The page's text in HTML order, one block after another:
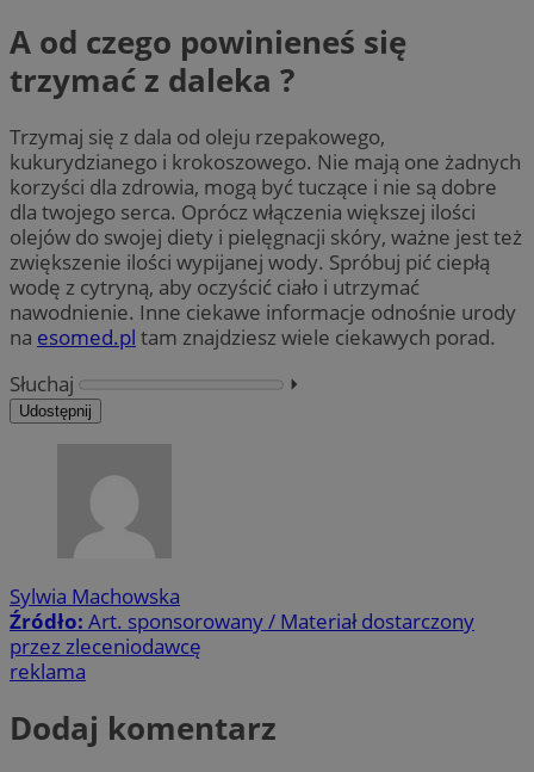
A od czego powinieneś się
trzymać z daleka ?
Trzymaj się z dala od oleju rzepakowego,
kukurydzianego i krokoszowego. Nie mają one żadnych
korzyści dla zdrowia, mogą być tuczące i nie są dobre
dla twojego serca. Oprócz włączenia większej ilości
olejów do swojej diety i pielęgnacji skóry, ważne jest też
zwiększenie ilości wypijanej wody. Spróbuj pić ciepłą
wodę z cytryną, aby oczyścić ciało i utrzymać
nawodnienie. Inne ciekawe informacje odnośnie urody
na esomed.pl tam znajdziesz wiele ciekawych porad.
Słuchaj
⏵︎
Udostępnij
Sylwia Machowska
Źródło: Art. sponsorowany / Materiał dostarczony
przez zleceniodawcę
reklama
Dodaj komentarz